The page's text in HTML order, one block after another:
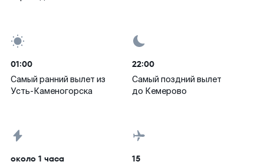
01:00
Самый ранний вылет из
Усть-Каменогорска
22:00
Самый поздний вылет
до Кемерово
около 1 часа 15